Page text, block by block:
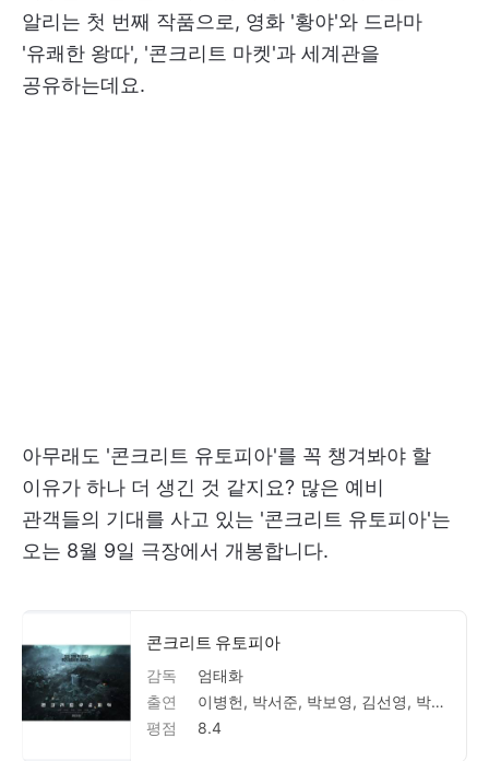
알리는 첫 번째 작품으로, 영화 '황야'와 드라마
'유쾌한 왕따', '콘크리트 마켓'과 세계관을
공유하는데요.
아무래도 '콘크리트 유토피아'를 꼭 챙겨봐야 할
이유가 하나 더 생긴 것 같지요? 많은 예비
관객들의 기대를 사고 있는 '콘크리트 유토피아'는
오는 8월 9일 극장에서 개봉합니다.
콘크리트 유토피아
감독
엄태화
출연
이병헌, 박서준, 박보영, 김선영, 박지후, 김도윤
평점
8.4